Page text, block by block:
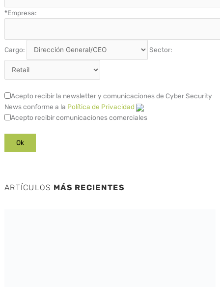
*Empresa:
Cargo: Sector:
Acepto recibir la newsletter y comunicaciones de Cyber Security
News conforme a la Política de Privacidad
Acepto recibir comunicaciones comerciales
ARTÍCULOS MÁS RECIENTES